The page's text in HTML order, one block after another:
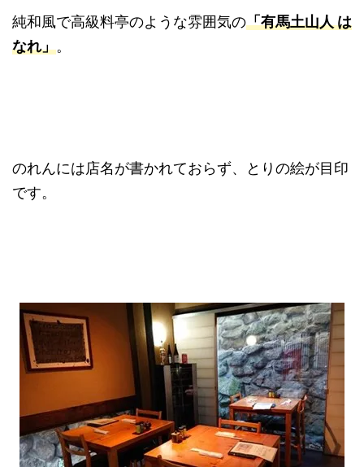
純和風で高級料亭のような雰囲気の「有馬土山人 は
なれ」。
のれんには店名が書かれておらず、とりの絵が目印
です。